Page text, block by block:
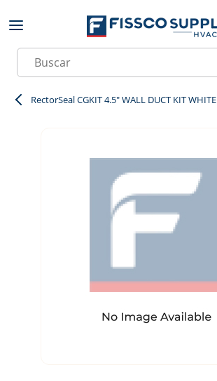
Skip to main content
Site Search
RectorSeal CGKIT 4.5" WALL DUCT KIT WHITE